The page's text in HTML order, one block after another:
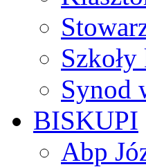
Synod
BISKUPI
Abp